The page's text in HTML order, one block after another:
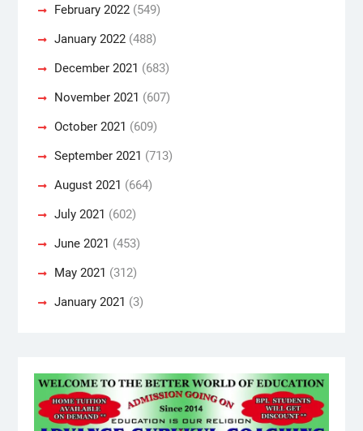
February 2022(549)
January 2022(488)
December 2021 (683)
November 2021 (607)
October 2021 (609)
September 2021 (713)
August 2021 (664)
July 2021 (602)
June 2021 (453)
May 2021 (312)
January 2021 (3)